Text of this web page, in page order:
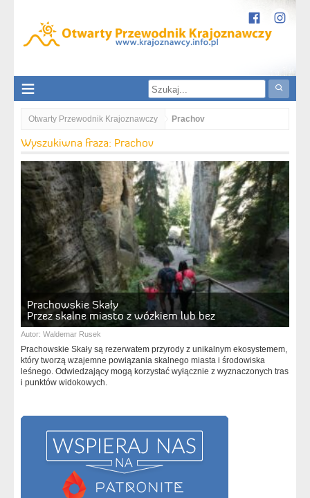
Otwarty Przewodnik Krajoznawczy Prachov
Wyszukiwna fraza: Prachov
Prachowskie Skały
Przez skalne miasto z wózkiem lub bez
Autor: Waldemar Rusek
Prachowskie Skały są rezerwatem przyrody z unikalnym ekosystemem,
który tworzą wzajemne powiązania skalnego miasta i środowiska
leśnego. Odwiedzający mogą korzystać wyłącznie z wyznaczonych tras
i punktów widokowych.